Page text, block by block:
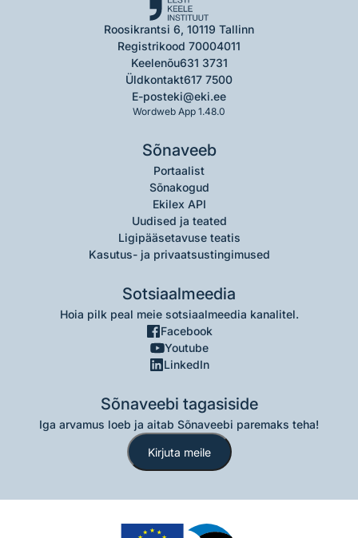
Roosikrantsi 6, 10119 Tallinn
Registrikood 70004011
Keelenõu631 3731
Üldkontakt617 7500
E-posteki@eki.ee
Wordweb App 1.48.0
Sõnaveeb
Portaalist
Sõnakogud
Ekilex API
Uudised ja teated
Ligipääsetavuse teatis
Kasutus- ja privaatsustingimused
Sotsiaalmeedia
Hoia pilk peal meie sotsiaalmeedia kanalitel.
Facebook
Youtube
LinkedIn
Sõnaveebi tagasiside
Iga arvamus loeb ja aitab Sõnaveebi paremaks teha!
Kirjuta meile